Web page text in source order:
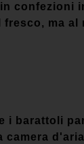
confezioni
fresco, ma al
i barattoli
camera